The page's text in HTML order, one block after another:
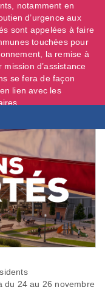
notamment en
d’urgence aux
sont appelées à faire
touchées pour
la remise à
d’assistance
se fera de façon
lien avec les
...
du 24 au 26 novembre